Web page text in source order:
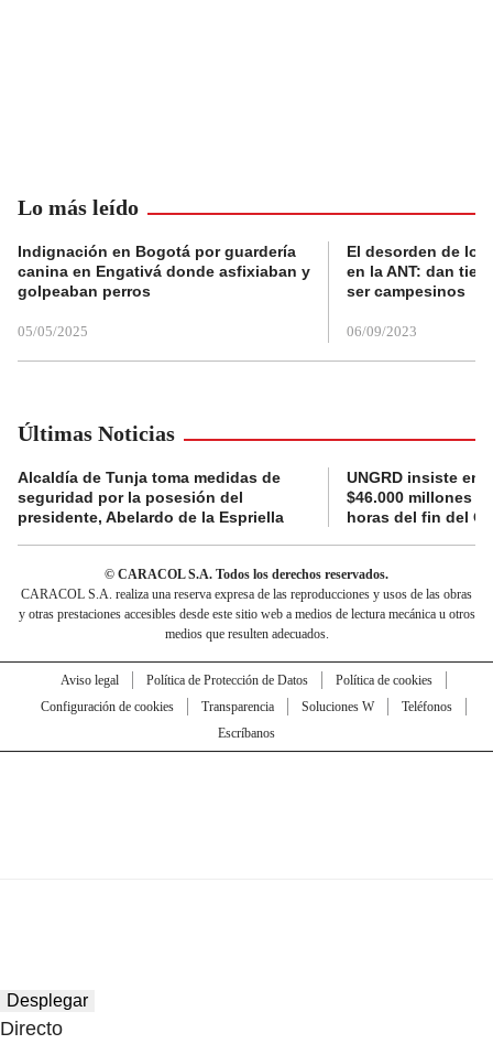
Lo más leído
Indignación en Bogotá por guardería
canina en Engativá donde asfixiaban y
golpeaban perros
05/05/2025
El desorden de
en la ANT: dan
ser campesinos
06/09/2023
Últimas Noticias
Alcaldía de Tunja toma medidas de
seguridad por la posesión del
presidente, Abelardo de la Espriella
UNGRD insiste en
$46.000 millones
horas del fin del
© CARACOL S.A. Todos los derechos reservados.
CARACOL S.A. realiza una reserva expresa de las reproducciones y usos de las obras
y otras prestaciones accesibles desde este sitio web a medios de lectura mecánica u otros
medios que resulten adecuados.
Aviso legal Política de Protección de Datos
Política de cookies
Configuración de cookies
Transparencia Soluciones W
Teléfonos
Escríbanos
Desplegar
Directo